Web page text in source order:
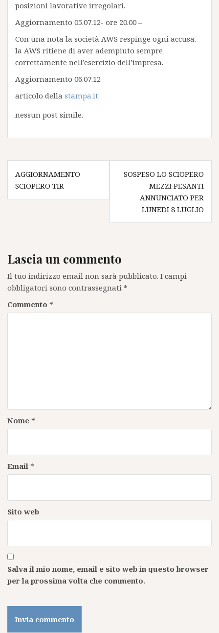
posizioni lavorative irregolari.
Aggiornamento 05.07.12- ore 20.00 –
Con una nota la società AWS respinge ogni accusa.
la AWS ritiene di aver adempiuto sempre
correttamente nell’esercizio dell’impresa.
Aggiornamento 06.07.12
articolo della stampa.it
nessun post simile.
Navigazione
articoli
AGGIORNAMENTO
SCIOPERO TIR
SOSPESO LO SCIOPERO
MEZZI PESANTI
ANNUNCIATO PER
LUNEDI 8 LUGLIO
Lascia un commento
Il tuo indirizzo email non sarà pubblicato. I campi
obbligatori sono contrassegnati *
Commento *
Nome *
Email *
Sito web
Salva il mio nome, email e sito web in questo browser
per la prossima volta che commento.